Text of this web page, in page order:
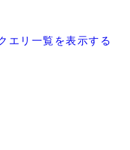
エリ一覧を表示する